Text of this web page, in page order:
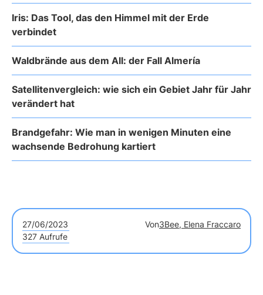
Iris: Das Tool, das den Himmel mit der Erde
verbindet
Waldbrände aus dem All: der Fall Almería
Satellitenvergleich: wie sich ein Gebiet Jahr für Jahr
verändert hat
Brandgefahr: Wie man in wenigen Minuten eine
wachsende Bedrohung kartiert
27/06/2023 Von3Bee, Elena Fraccaro
327 Aufrufe